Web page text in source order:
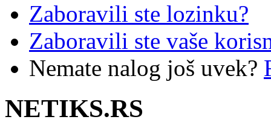
Zaboravili ste lozinku?
Zaboravili ste vaše
Nemate nalog još uvek?
NETIKS.RS